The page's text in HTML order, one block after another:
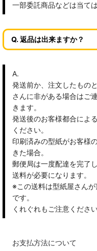
一部委託商品などは当て
Q. 返品は出来ますか？
A.
発送前か、注文したもの
さんに非がある場合はご
きます。
発送後のお客様都合によ
ください。
印刷済みの型紙がお客様
きた場合。
郵便局は一度配達を完了
送料が必要になります。
※この送料は型紙屋さん
です。
くれぐれもご注意ください
お支払方法について